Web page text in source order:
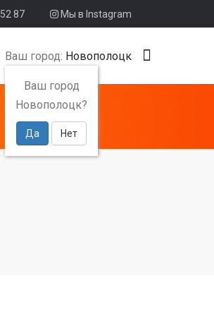
87 Мы в Instagram
Ваш город: Новополоцк
Ваш город
Новополоцк?
Да Нет